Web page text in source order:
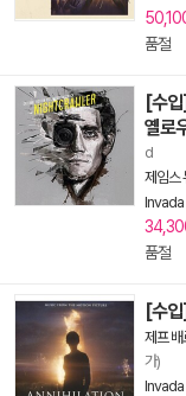
품절
[수
옐로
d
제임스
Invada
품절
[수입
제프
가)
Invada